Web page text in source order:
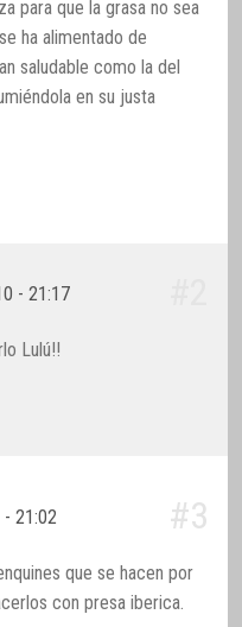
para que la grasa no sea
ha alimentado de
saludable como la del
en su justa
- 21:17
Lulú!!
21:02 #3
que se hacen por
con presa iberica.